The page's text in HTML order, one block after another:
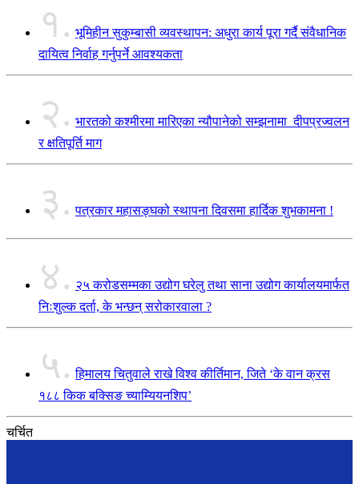
१. भूमिहीन सुकुम्बासी व्यवस्थापन: अधुरा कार्य पूरा गर्दै संवैधानिक
दायित्व निर्वाह गर्नुपर्ने आवश्यकता
२. भारतको कश्मीरमा मारिएका न्यौपानेको सम्झनामा दीपप्रज्वलन
र क्षतिपूर्ति माग
३. पत्रकार महासङ्घको स्थापना दिवसमा हार्दिक शुभकामना !
४. २५ करोडसम्मका उद्योग घरेलु तथा साना उद्योग कार्यालयमार्फत
निःशुल्क दर्ता, के भन्छन् सरोकारवाला ?
५. हिमालय चितुवाले राखे विश्व कीर्तिमान, जिते ‘के वान क्रस
१८८ किक बक्सिङ च्याम्यियनशिप’
चर्चित